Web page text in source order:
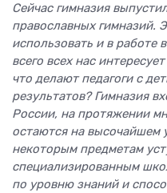
Сейчас гимназия
православных гимназий.
использовать и в
всего всех нас
что делают педагоги с
результатов? Гимназия
России, на протяжении
остаются на высочайшем
некоторым предметам
специализированным
по уровню знаний и